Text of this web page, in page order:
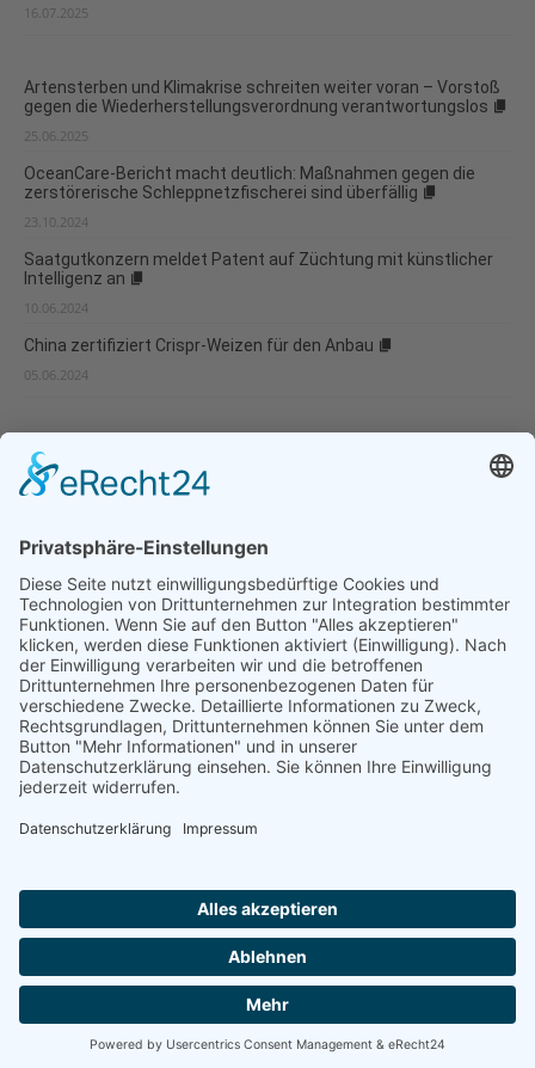
16.07.2025
Artensterben und Klimakrise schreiten weiter voran – Vorstoß
gegen die Wiederherstellungsverordnung verantwortungslos
25.06.2025
OceanCare-Bericht macht deutlich: Maßnahmen gegen die
zerstörerische Schleppnetzfischerei sind überfällig
23.10.2024
Saatgutkonzern meldet Patent auf Züchtung mit künstlicher
Intelligenz an
10.06.2024
China zertifiziert Crispr-Weizen für den Anbau
05.06.2024
Datenschutzerklärung
Impressum
© GreenConnect®2000 - 2026